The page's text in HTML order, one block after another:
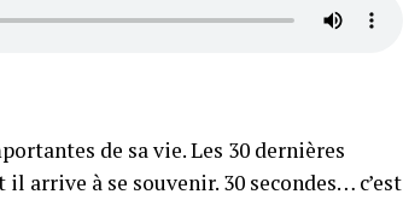
de sa vie. Les 30 dernières
arrive à se souvenir. 30 secondes… c’est